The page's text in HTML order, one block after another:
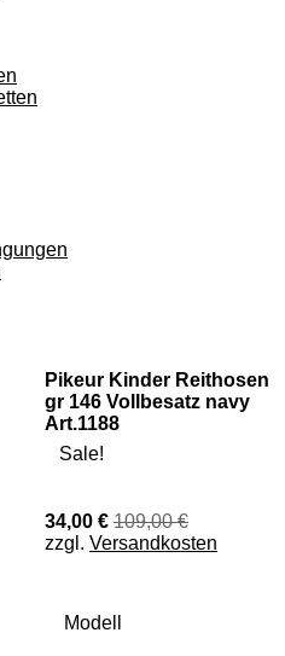
Pikeur Kinder Reithosen
gr 146 Vollbesatz navy
Art.1188
Sale!
34,00 € 109,00 €
zzgl. Versandkosten
Modell